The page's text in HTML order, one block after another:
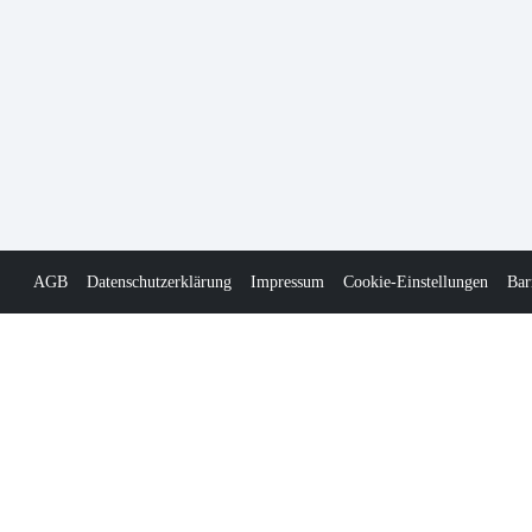
AGB Datenschutzerklärung Impressum Cookie-Einstellungen